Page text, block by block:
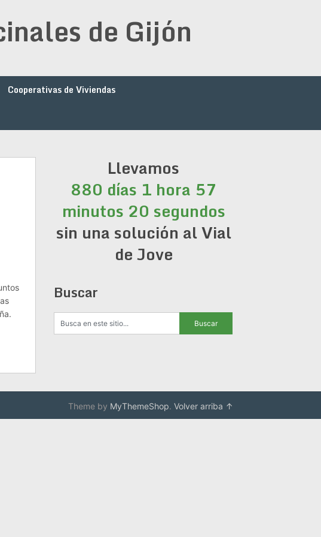
de Gijón
Cooperativas de Viviendas
Llevamos
880 días 1 hora 57
minutos 20 segundos
sin una solución al Vial
de Jove
Buscar
Theme by MyThemeShop. Volver arriba ↑